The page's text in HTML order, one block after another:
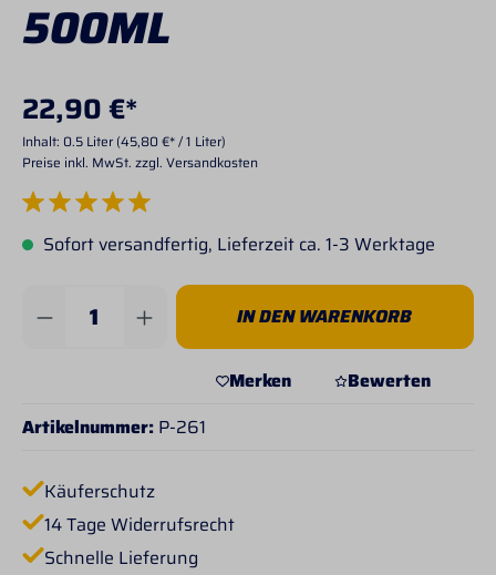
500ML
22,90 €*
Inhalt: 0.5 Liter (45,80 €* / 1 Liter)
Preise inkl. MwSt. zzgl. Versandkosten
Durchschnittliche Bewertung von 5 von 5 Sternen
Sofort versandfertig, Lieferzeit ca. 1-3 Werktage
Produkt Anzahl: Gib den gewünschten
IN DEN WARENKORB
Merken
Bewerten
Artikelnummer: P-261
Käuferschutz
14 Tage Widerrufsrecht
Schnelle Lieferung